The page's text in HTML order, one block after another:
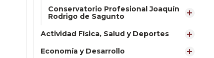
Conservatorio Profesional Joaquín
Rodrigo de Sagunto
Actividad Física, Salud y Deportes
Economía y Desarrollo